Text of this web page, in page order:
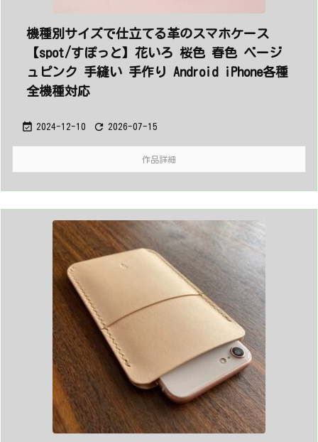
機種別サイズで仕立てる革のスマホケース
【spot/すぽっと】花いろ 桜色 春色 ベージ
ュピンク 手縫い 手作り Android iPhone各種
全機種対応
 2024-12-10  2026-07-15
作品詳細